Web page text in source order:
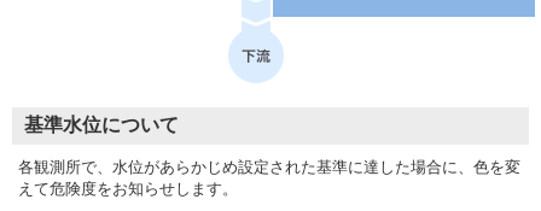
基準水位について
各観測所で、水位があらかじめ設定された基準に達した場合に、色を変
えて危険度をお知らせします。